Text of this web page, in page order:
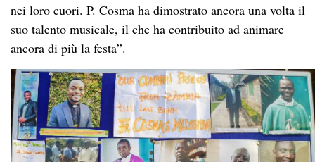
nei loro cuori. P. Cosma ha dimostrato ancora una volta il
suo talento musicale, il che ha contribuito ad animare
ancora di più la festa”.